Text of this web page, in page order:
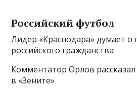
Российский футбол
Лидер «Краснодара» думает о
российского гражданства
Комментатор Орлов рассказал
в «Зените»